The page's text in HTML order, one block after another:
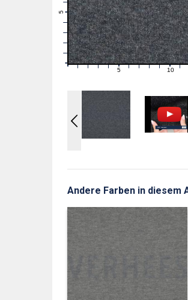
0
2
4
5
0 1 2 3 4 5 6 7 8 9 10 11
Andere Farben in diesem